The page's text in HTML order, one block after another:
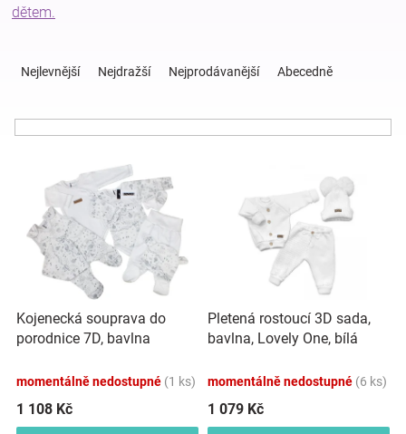
kojenecká
výbava
Hračky
zábava
oblečení
dětem.
ů
Nejlevnější Nejdražší Nejprodávanější Abecedně
o
d
u
t
ů
Kojenecká souprava do
porodnice 7D, bavlna
momentálně nedostupné (1 ks)
1 108 Kč
Pletená rostoucí 3D sada,
bavlna, Lovely One, bílá
momentálně nedostupné (6 ks)
1 079 Kč